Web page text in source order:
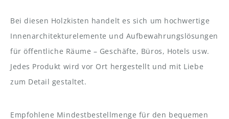
Bei diesen Holzkisten handelt es sich um hochwertige
Innenarchitekturelemente und Aufbewahrungslösungen
für öffentliche Räume – Geschäfte, Büros, Hotels usw.
Jedes Produkt wird vor Ort hergestellt und mit Liebe
zum Detail gestaltet.
Empfohlene Mindestbestellmenge für den bequemen